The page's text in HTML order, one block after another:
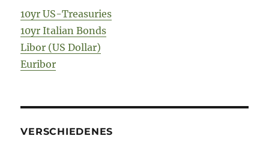
10yr US-Treasuries
10yr Italian Bonds
Libor (US Dollar)
Euribor
VERSCHIEDENES